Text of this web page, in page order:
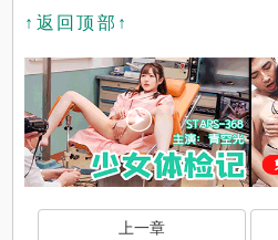
↑返回顶部↑
上一章